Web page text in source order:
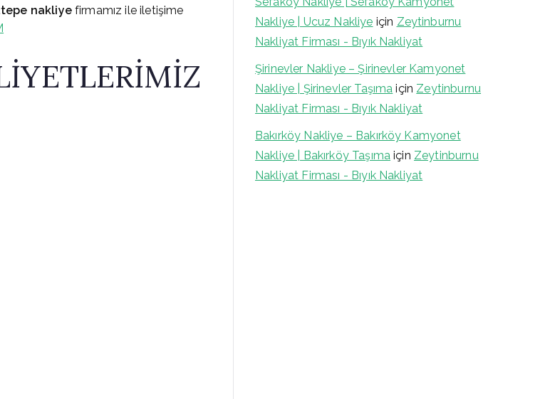
nakliyefirmamız ile iletişime
Nakliye | Ucuz Nakliye için Zeytinburnu
Nakliyat Firması - Bıyık Nakliyat
Şirinevler Nakliye – Şirinevler Kamyonet
Nakliye | Şirinevler Taşıma için Zeytinburnu
Nakliyat Firması - Bıyık Nakliyat
Bakırköy Nakliye – Bakırköy Kamyonet
Nakliye | Bakırköy Taşıma için Zeytinburnu
Nakliyat Firması - Bıyık Nakliyat